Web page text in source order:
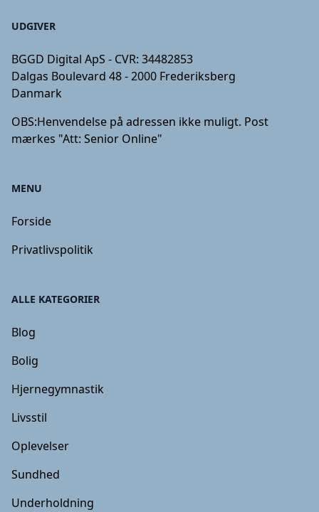
UDGIVER
BGGD Digital ApS - CVR: 34482853
Dalgas Boulevard 48 - 2000 Frederiksberg
Danmark
OBS:Henvendelse på adressen ikke muligt. Post
mærkes "Att: Senior Online"
MENU
Forside
Privatlivspolitik
ALLE KATEGORIER
Blog
Bolig
Hjernegymnastik
Livsstil
Oplevelser
Sundhed
Underholdning